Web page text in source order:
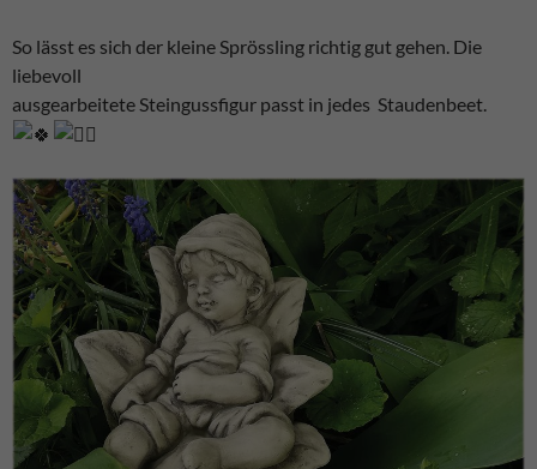
So lässt es sich der kleine Sprössling richtig gut gehen. Die
liebevoll
ausgearbeitete Steingussfigur passt in jedes Staudenbeet.